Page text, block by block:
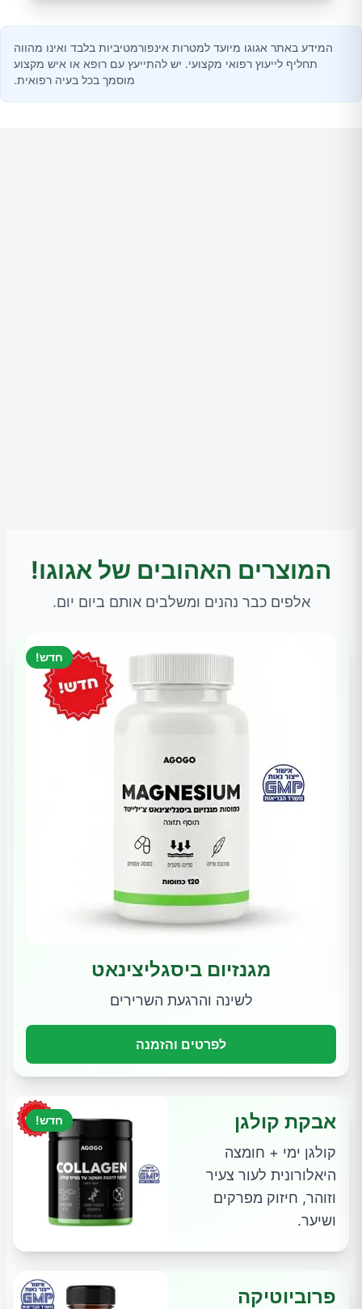
המידע באתר אגוגו מיועד למטרות אינפורמטיביות בלבד ואינו מהווה
תחליף לייעוץ רפואי מקצועי. יש להתייעץ עם רופא או איש מקצוע
מוסמך בכל בעיה רפואית.
המוצרים האהובים של אגוגו!
אלפים כבר נהנים ומשלבים אותם ביום יום.
חדש!
מגנזיום ביסגליצינאט
לשינה והרגעת השרירים
לפרטים והזמנה
חדש! אבקת קולגן
קולגן ימי + חומצה
היאלורונית לעור צעיר
וזוהר, חיזוק מפרקים
ושיער.
פרוביוטיקה